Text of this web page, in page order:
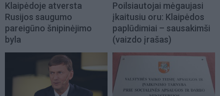
Klaipėdoje atversta
Rusijos saugumo
pareigūno šnipinėjimo
byla
Poilsiautojai mėgaujasi
įkaitusiu oru: Klaipėdos
paplūdimiai – sausakimši
(vaizdo įrašas)